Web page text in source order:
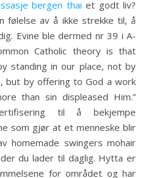
bergen thai et godt liv?
følelse av å ikke strekke til, å
Evine ble dermed nr 39 i A-
Catholic theory is that
standing in our place, not by
but by offering to God a work
than sin displeased Him.”
til å bekjempe
som gjør at et menneske blir
homemade swingers mohair
du lader til daglig. Hytta er
for området og har